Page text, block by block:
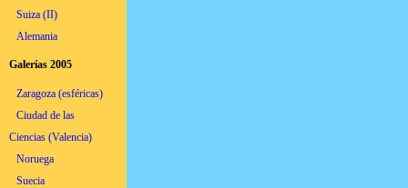
Suiza (II)
Alemania
Galerías 2005
Zaragoza (esféricas)
Ciudad de las
Ciencias (Valencia)
Noruega
Suecia